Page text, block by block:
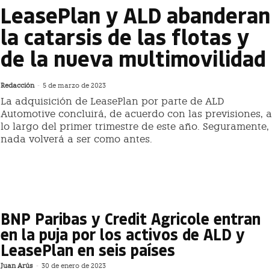
LeasePlan y ALD abanderan
la catarsis de las flotas y
de la nueva multimovilidad
Redacción - 5 de marzo de 2023
La adquisición de LeasePlan por parte de ALD
Automotive concluirá, de acuerdo con las previsiones, a
lo largo del primer trimestre de este año. Seguramente,
nada volverá a ser como antes.
BNP Paribas y Credit Agricole entran
en la puja por los activos de ALD y
LeasePlan en seis países
Juan Arús - 30 de enero de 2023